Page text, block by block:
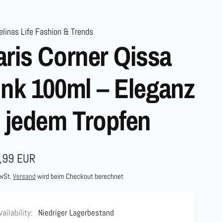
Life Fashion & Trends
Corner Qissa
100ml – Eleganz
Tropfen
EUR
Versand wird beim Checkout berechnet
Niedriger Lagerbestand